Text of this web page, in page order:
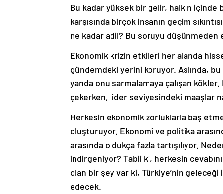
Bu kadar yüksek bir gelir, halkın içinde
karşısında birçok insanın geçim
ne kadar adil? Bu soruyu düşünmeden
Ekonomik krizin etkileri her alanda
gündemdeki yerini koruyor. Aslında,
yanda onu sarmalamaya çalışan kökler.
çekerken, lider seviyesindeki maaşlar
Herkesin ekonomik zorluklarla baş
oluşturuyor. Ekonomi ve politika
arasında oldukça fazla tartışılıyor.
indirgeniyor? Tabii ki, herkesin
olan bir şey var ki, Türkiye’nin
edecek.